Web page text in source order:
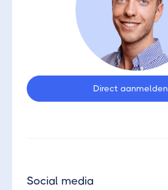
Direct aanmelden
Social media